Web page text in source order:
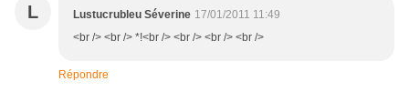
L Lustucrubleu Séverine 17/01/2011 11:49
<br /> <br /> *!<br /> <br /> <br /> <br />
Répondre